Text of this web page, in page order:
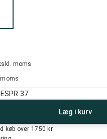
moms
37
Læg i kurv
køb over 1750 kr.